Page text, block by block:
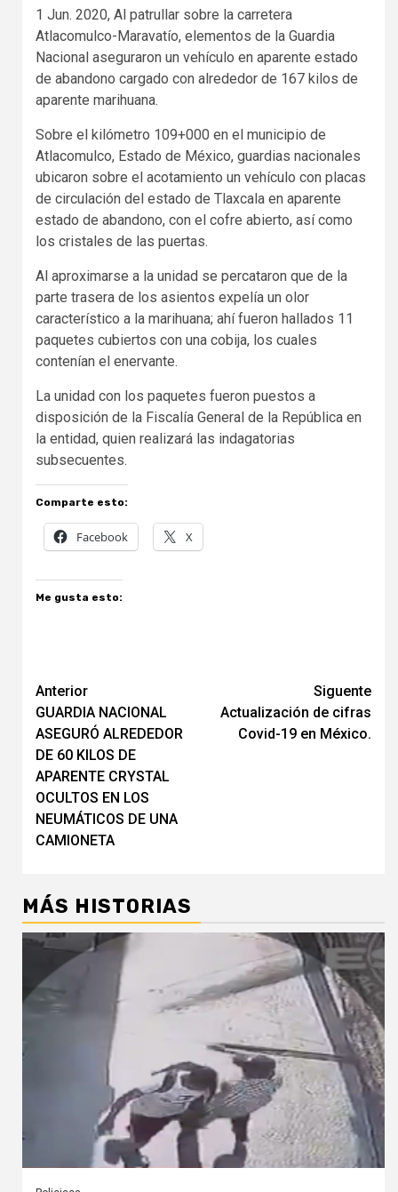
1 Jun. 2020, Al patrullar sobre la carretera
Atlacomulco-Maravatío, elementos de la Guardia
Nacional aseguraron un vehículo en aparente estado
de abandono cargado con alrededor de 167 kilos de
aparente marihuana.
Sobre el kilómetro 109+000 en el municipio de
Atlacomulco, Estado de México, guardias nacionales
ubicaron sobre el acotamiento un vehículo con placas
de circulación del estado de Tlaxcala en aparente
estado de abandono, con el cofre abierto, así como
los cristales de las puertas.
Al aproximarse a la unidad se percataron que de la
parte trasera de los asientos expelía un olor
característico a la marihuana; ahí fueron hallados 11
paquetes cubiertos con una cobija, los cuales
contenían el enervante.
La unidad con los paquetes fueron puestos a
disposición de la Fiscalía General de la República en
la entidad, quien realizará las indagatorias
subsecuentes.
Comparte esto:
Facebook X
Me gusta esto:
Navegación
de
entradas
Anterior
GUARDIA NACIONAL
ASEGURÓ ALREDEDOR
DE 60 KILOS DE
APARENTE CRYSTAL
OCULTOS EN LOS
NEUMÁTICOS DE UNA
CAMIONETA
Siguente
Actualización de cifras
Covid-19 en México.
MÁS HISTORIAS